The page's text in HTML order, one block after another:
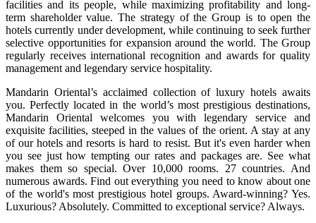
facilities and its people, while maximizing profitability and long-
term shareholder value. The strategy of the Group is to open the
hotels currently under development, while continuing to seek further
selective opportunities for expansion around the world. The Group
regularly receives international recognition and awards for quality
management and legendary service hospitality.
Mandarin Oriental’s acclaimed collection of luxury hotels awaits
you. Perfectly located in the world’s most prestigious destinations,
Mandarin Oriental welcomes you with legendary service and
exquisite facilities, steeped in the values of the orient. A stay at any
of our hotels and resorts is hard to resist. But it's even harder when
you see just how tempting our rates and packages are. See what
makes them so special. Over 10,000 rooms. 27 countries. And
numerous awards. Find out everything you need to know about one
of the world's most prestigious hotel groups. Award-winning? Yes.
Luxurious? Absolutely. Committed to exceptional service? Always.